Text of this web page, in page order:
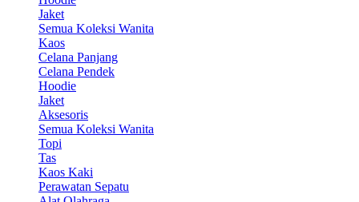
Jaket
Semua Koleksi Wanita
Kaos
Celana Panjang
Celana Pendek
Hoodie
Jaket
Aksesoris
Semua Koleksi Wanita
Topi
Tas
Kaos Kaki
Perawatan Sepatu